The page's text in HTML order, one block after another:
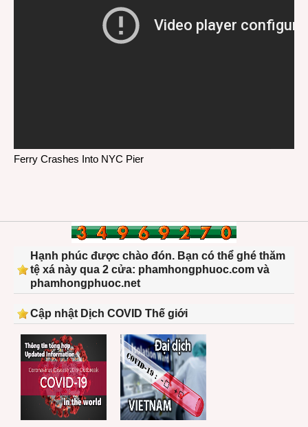
Ferry Crashes Into NYC Pier
Hạnh phúc được chào đón. Bạn có thể ghé thăm
tệ xá này qua 2 cửa: phamhongphuoc.com và
phamhongphuoc.net
Cập nhật Dịch COVID Thế giới